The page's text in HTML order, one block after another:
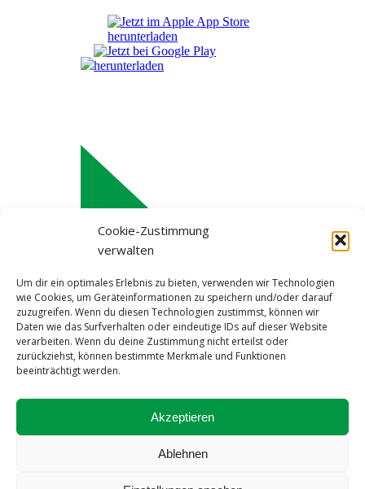
Cookie-Zustimmung
verwalten
Um dir ein optimales Erlebnis zu bieten, verwenden wir Technologien
wie Cookies, um Geräteinformationen zu speichern und/oder darauf
zuzugreifen. Wenn du diesen Technologien zustimmst, können wir
Daten wie das Surfverhalten oder eindeutige IDs auf dieser Website
verarbeiten. Wenn du deine Zustimmung nicht erteilst oder
zurückziehst, können bestimmte Merkmale und Funktionen
beeinträchtigt werden.
Akzeptieren
Ablehnen
Impressum